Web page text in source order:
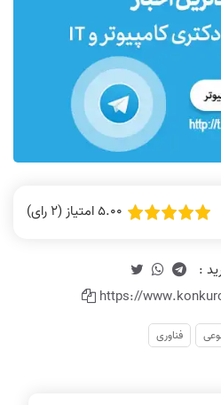
5.00 امتیاز (2 رای)
https://
فناوری